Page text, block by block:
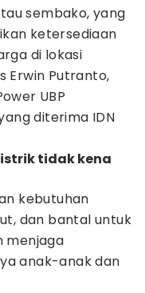
sembako, yang
ketersediaan
di lokasi
Erwin Putranto,
UBP
diterima IDN
tidak kena
kebutuhan
dan bantal untuk
menjaga
anak-anak dan